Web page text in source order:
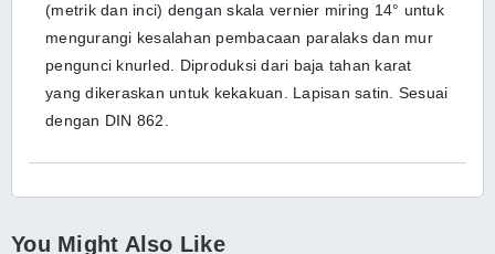
(metrik dan inci) dengan skala vernier miring 14° untuk
mengurangi kesalahan pembacaan paralaks dan mur
pengunci knurled. Diproduksi dari baja tahan karat
yang dikeraskan untuk kekakuan. Lapisan satin. Sesuai
dengan DIN 862.
You Might Also Like